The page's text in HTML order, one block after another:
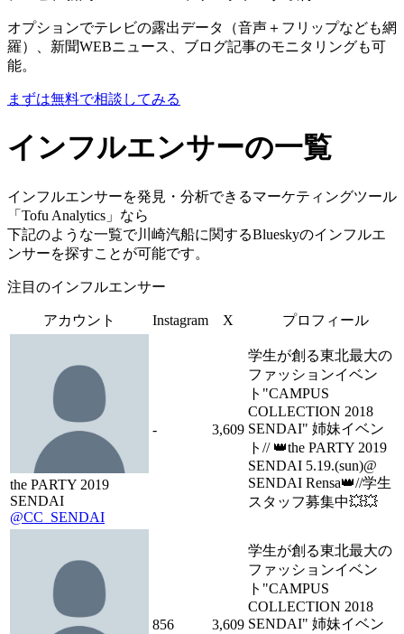
オプションでテレビの露出データ（音声＋フリップなども網
羅）、新聞WEBニュース、ブログ記事のモニタリングも可
能。
まずは無料で相談してみる
インフルエンサーの一覧
インフルエンサーを発見・分析できるマーケティングツール
「Tofu Analytics」なら
下記のような一覧で川崎汽船に関するBlueskyのインフルエ
ンサーを探すことが可能です。
注目のインフルエンサー
アカウント Instagram X プロフィール
the PARTY 2019
SENDAI
@CC_SENDAI
- 3,609
学生が創る東北最大の
ファッションイベン
ト"CAMPUS
COLLECTION 2018
SENDAI" 姉妹イベン
ト// 👑the PARTY 2019
SENDAI 5.19.(sun)@
SENDAI Rensa👑//学生
スタッフ募集中💥💥
856 3,609
学生が創る東北最大の
ファッションイベン
ト"CAMPUS
COLLECTION 2018
SENDAI" 姉妹イベン